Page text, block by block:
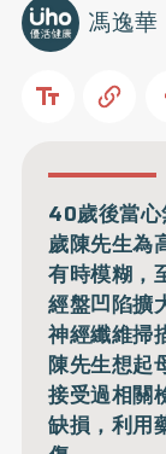
馮逸華
40歲後當
歲陳先生為
有時模糊，
經盤凹陷擴
神經纖維掃
陳先生想起
接受過相關
缺損，利用